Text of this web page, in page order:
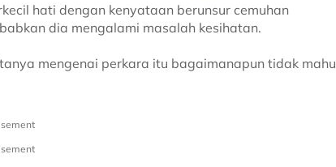
hati dengan kenyataan berunsur cemuhan
dia mengalami masalah kesihatan.
mengenai perkara itu bagaimanapun tidak mahu